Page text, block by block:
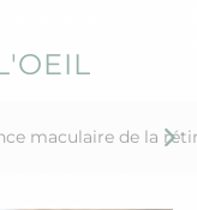
maculaire de la